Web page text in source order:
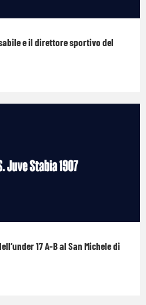
e il direttore sportivo del
17 A-B al San Michele di